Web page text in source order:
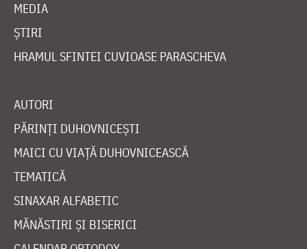
MEDIA
ȘTIRI
HRAMUL SFINTEI CUVIOASE PARASCHEVA
AUTORI
PĂRINȚI DUHOVNICEȘTI
MAICI CU VIAȚĂ DUHOVNICEASCĂ
TEMATICĂ
SINAXAR ALFABETIC
MĂNĂSTIRI ȘI BISERICI